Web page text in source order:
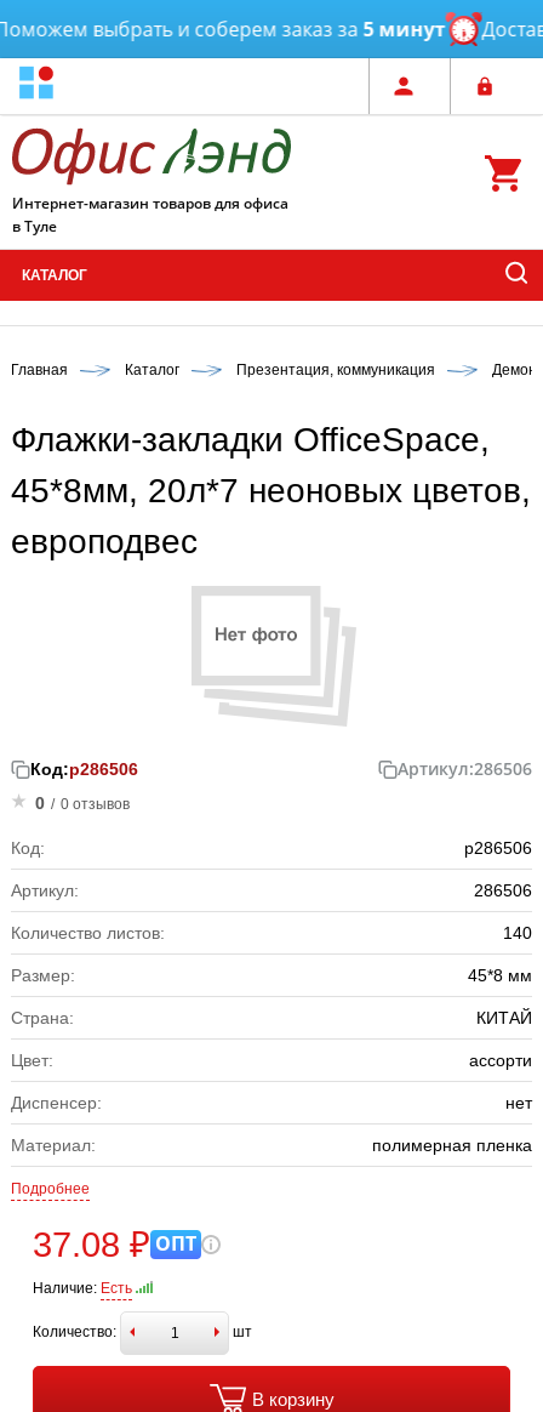
выбрать и соберем заказ за5 минут Доставка
Интернет-магазин товаров для офиса
в Туле
КАТАЛОГ
Главная Каталог Презентация, коммуникация
Флажки-закладки OfficeSpace,
45*8мм, 20л*7 неоновых цветов,
европодвес
Код:р286506 Артикул:286506
0 / 0 отзывов
Код: р286506
Артикул: 286506
Количество листов: 140
Размер: 45*8 мм
Страна: КИТАЙ
Цвет: ассорти
Диспенсер: нет
Материал: полимерная пленка
Подробнее
37.08 ₽ ОПТ
Наличие: Есть
Количество: шт
В корзину